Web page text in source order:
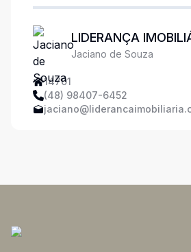
LIDERANÇA
Jaciano de Souza
14701
(48) 98407-6452